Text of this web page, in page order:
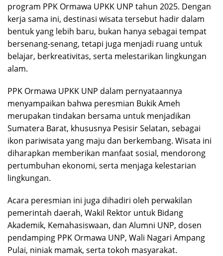
program PPK Ormawa UPKK UNP tahun 2025. Dengan
kerja sama ini, destinasi wisata tersebut hadir dalam
bentuk yang lebih baru, bukan hanya sebagai tempat
bersenang-senang, tetapi juga menjadi ruang untuk
belajar, berkreativitas, serta melestarikan lingkungan
alam.
PPK Ormawa UPKK UNP dalam pernyataannya
menyampaikan bahwa peresmian Bukik Ameh
merupakan tindakan bersama untuk menjadikan
Sumatera Barat, khususnya Pesisir Selatan, sebagai
ikon pariwisata yang maju dan berkembang. Wisata ini
diharapkan memberikan manfaat sosial, mendorong
pertumbuhan ekonomi, serta menjaga kelestarian
lingkungan.
Acara peresmian ini juga dihadiri oleh perwakilan
pemerintah daerah, Wakil Rektor untuk Bidang
Akademik, Kemahasiswaan, dan Alumni UNP, dosen
pendamping PPK Ormawa UNP, Wali Nagari Ampang
Pulai, niniak mamak, serta tokoh masyarakat.